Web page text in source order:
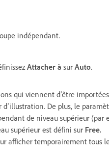
indépendant.
Attacher à sur Auto.
qui viennent d’être
De plus, le
de niveau supérieur (par
supérieur est défini sur Free.
afficher temporairement tous